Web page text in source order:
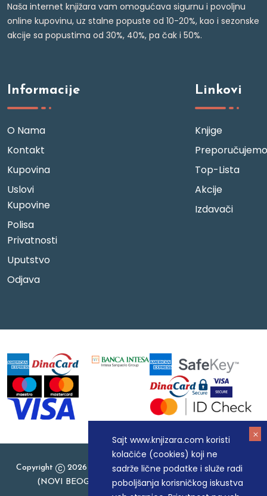
Sajt www.knjizara.com koristi
kolačiće (cookies) koji ne
sadrže lične podatke i služe radi
poboljšanja korisničkog iskustva
Naša internet knjižara vam omogućava sigurnu i povoljnu
online kupovinu, uz stalne popuste od 10-20%, kao i sezonske
akcije sa popustima od 30%, 40%, pa čak i 50%.
Informacije
O Nama
Kontakt
Kupovina
Uslovi
Kupovine
Polisa
Privatnosti
Uputstvo
Odjava
Linkovi
Knjige
Preporučujemo
Top-Lista
Akcije
Izdavači
Copyright
2026 Knjizara.com - MAKART DOO BEOGRAD
(NOVI BEOGRAD), PIB: 105184104, MB: 20337524